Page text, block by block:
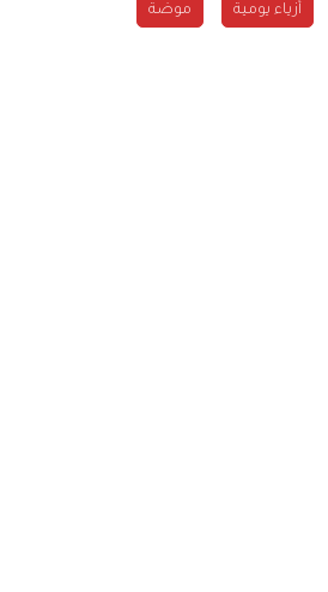
أزياء يومية موضة